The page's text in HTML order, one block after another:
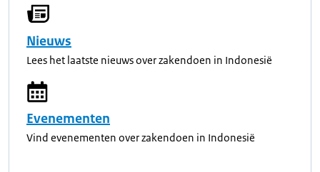
Nieuws
Lees het laatste nieuws over zakendoen in Indonesië
Evenementen
Vind evenementen over zakendoen in Indonesië